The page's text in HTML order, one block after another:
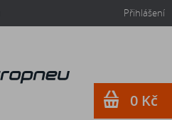
Přihlášení
0 Kč